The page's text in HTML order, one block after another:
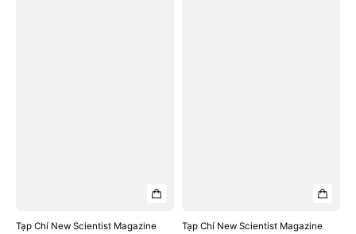
Tạp Chí New Scientist Magazine
Tạp Chí New Scientist Magazine